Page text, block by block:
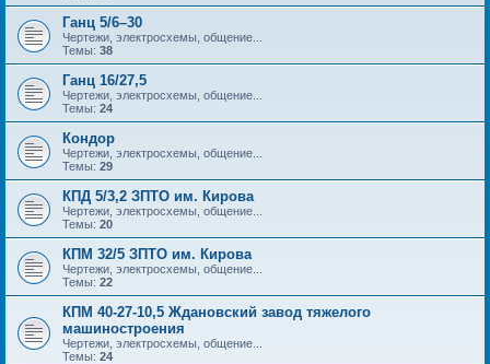
Ганц 5/6–30
Чертежи, электросхемы, общение...
Темы: 38
Ганц 16/27,5
Чертежи, электросхемы, общение...
Темы: 24
Кондор
Чертежи, электросхемы, общение...
Темы: 29
КПД 5/3,2 ЗПТО им. Кирова
Чертежи, электросхемы, общение...
Темы: 20
КПМ 32/5 ЗПТО им. Кирова
Чертежи, электросхемы, общение...
Темы: 22
КПМ 40-27-10,5 Ждановский завод тяжелого
машиностроения
Чертежи, электросхемы, общение...
Темы: 24